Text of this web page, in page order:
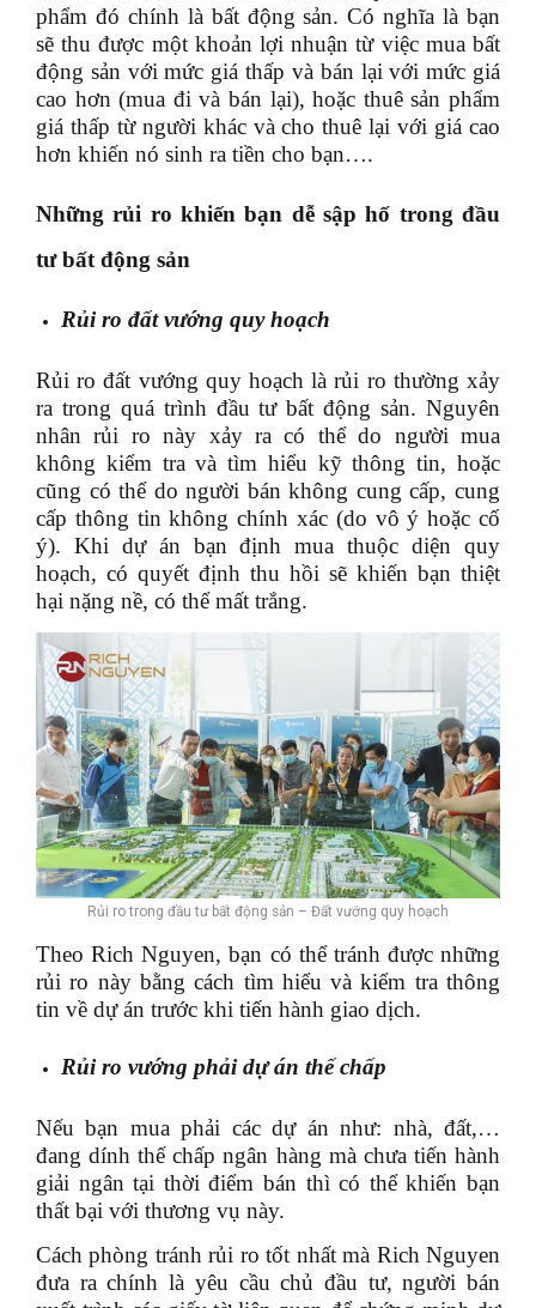
phẩm đó chính là bất động sản.Có nghĩa là bạn
sẽ thu được một khoản lợi nhuận từ việc mua bất
động sản với mức giá thấp và bán lại với mức giá
cao hơn (mua đi và bán lại), hoặc thuê sản phẩm
giá thấp từ người khác và cho thuê lại với giá cao
hơn khiến nó sinh ra tiền cho bạn….
Những rủi ro khiến bạn dễ sập hố trong đầu
tư bất động sản
Rủi ro đất vướng quy hoạch
Rủi ro đất vướng quy hoạch là rủi ro thường xảy
ra trong quá trình đầu tư bất động sản. Nguyên
nhân rủi ro này xảy ra có thể do người mua
không kiểm tra và tìm hiểu kỹ thông tin, hoặc
cũng có thể do người bán không cung cấp, cung
cấp thông tin không chính xác (do vô ý hoặc cố
ý). Khi dự án bạn định mua thuộc diện quy
hoạch, có quyết định thu hồi sẽ khiến bạn thiệt
hại nặng nề, có thể mất trắng.
Rủi ro trong đầu tư bất động sản – Đất vướng quy hoạch
Theo Rich Nguyen, bạn có thể tránh được những
rủi ro này bằng cách tìm hiểu và kiểm tra thông
tin về dự án trước khi tiến hành giao dịch.
Rủi ro vướng phải dự án thế chấp
Nếu bạn mua phải các dự án như: nhà, đất,…
đang dính thế chấp ngân hàng mà chưa tiến hành
giải ngân tại thời điểm bán thì có thể khiến bạn
thất bại với thương vụ này.
Cách phòng tránh rủi ro tốt nhất mà Rich Nguyen
đưa ra chính là yêu cầu chủ đầu tư, người bán